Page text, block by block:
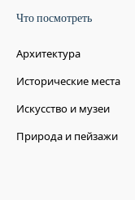
Что посмотреть
Архитектура
Исторические места
Искусство и музеи
Природа и пейзажи